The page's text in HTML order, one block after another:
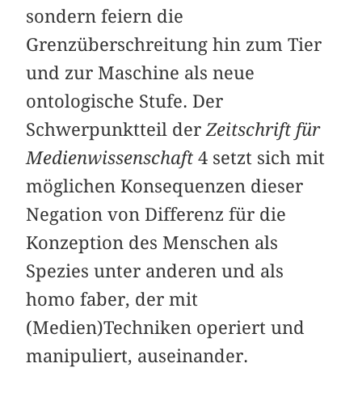
sondern feiern die
Grenzüberschreitung hin zum Tier
und zur Maschine als neue
ontologische Stufe. Der
Schwerpunktteil derZeitschrift für
Medienwissenschaft 4 setzt sich mit
möglichen Konsequenzen dieser
Negation von Differenz für die
Konzeption des Menschen als
Spezies unter anderen und als
homo faber, der mit
(Medien)Techniken operiert und
manipuliert, auseinander.